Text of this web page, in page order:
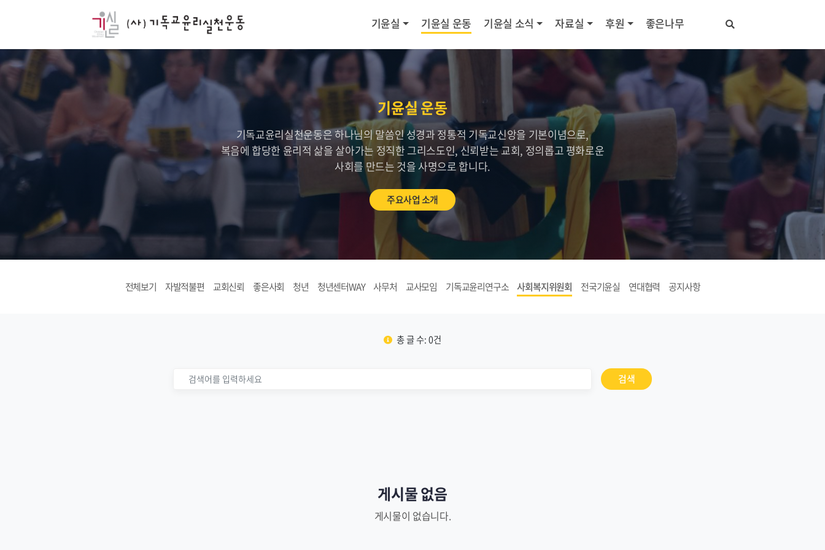
기윤실 기윤실 운동 기윤실 소식 자료실 후원 좋은나무
기윤실 운동
기독교윤리실천운동은 하나님의 말씀인 성경과 정통적 기독교신앙을 기본이념으로,
복음에 합당한 윤리적 삶을 살아가는 정직한 그리스도인, 신뢰받는 교회, 정의롭고 평화로운
사회를 만드는 것을 사명으로 합니다.
주요사업 소개
전체보기 자발적불편 교회신뢰 좋은사회 청년 청년센터WAY 사무처 교사모임 기독교윤리연구소 사회복지위원회 전국기윤실 연대협력 공지사항
총 글 수: 0건
검색
게시물 없음
게시물이 없습니다.